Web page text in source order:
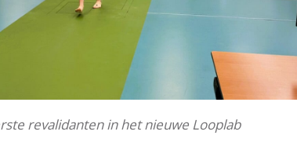
revalidanten in het nieuwe Looplab